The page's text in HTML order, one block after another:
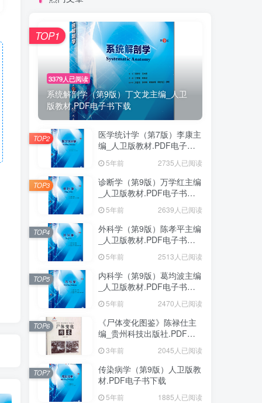
3379人已阅读
系统解剖学（第9版）丁文龙主编_人卫
版教材.PDF电子书下载
TOP1
医学统计学（第7版）李康主
编_人卫版教材.PDF电子书
5年前 2735人已阅读
TOP2
诊断学（第9版）万学红主编
_人卫版教材.PDF电子书下
5年前 2639人已阅读
TOP3
外科学（第9版）陈孝平主编
_人卫版教材.PDF电子书下
5年前 2513人已阅读
TOP4
内科学（第9版）葛均波主编
_人卫版教材.PDF电子书下
5年前 2470人已阅读
TOP5
《尸体变化图鉴》陈禄仕主
编_贵州科技出版社.PDF电
3年前 2045人已阅读
TOP6
传染病学（第9版）人卫版教
材.PDF电子书下载
5年前 1885人已阅读
TOP7